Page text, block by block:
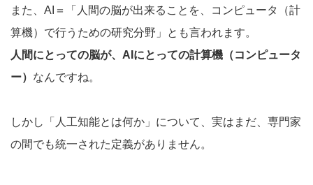
また、AI＝「人間の脳が出来ることを、コンピュータ（計
算機）で行うための研究分野」とも言われます。
人間にとっての脳が、AIにとっての計算機（コンピュータ
ー） なんですね。
しかし「人工知能とは何か」について、実はまだ、専門家
の間でも統一された定義がありません。